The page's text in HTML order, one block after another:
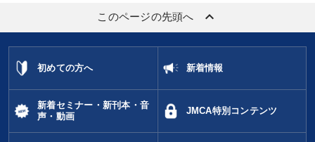
このページの先頭へ keyboard_arrow_up
初めての方へ 新着情報
新着セミナー・新刊本・音
声・動画
JMCA特別コンテンツ